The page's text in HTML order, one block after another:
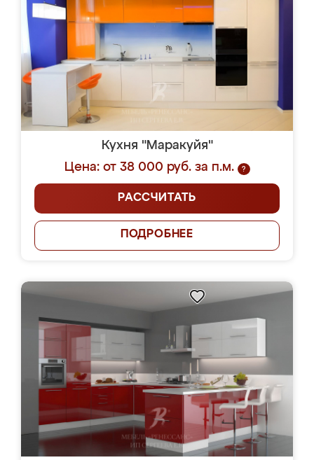
Кухня "Маракуйя"
Цена: от 38 000 руб. за п.м.
?
РАССЧИТАТЬ
ПОДРОБНЕЕ